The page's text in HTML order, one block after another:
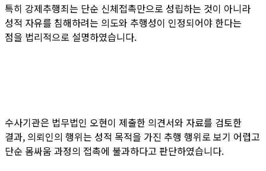
특히 강제추행죄는 단순 신체접촉만으로 성립하는 것이 아니라
성적 자유를 침해하려는 의도와 추행성이 인정되어야 한다는
점을 법리적으로 설명하였습니다.
수사기관은 법무법인 오현이 제출한 의견서와 자료를 검토한
결과, 의뢰인의 행위는 성적 목적을 가진 추행 행위로 보기 어렵고
단순 몸싸움 과정의 접촉에 불과하다고 판단하였습니다.